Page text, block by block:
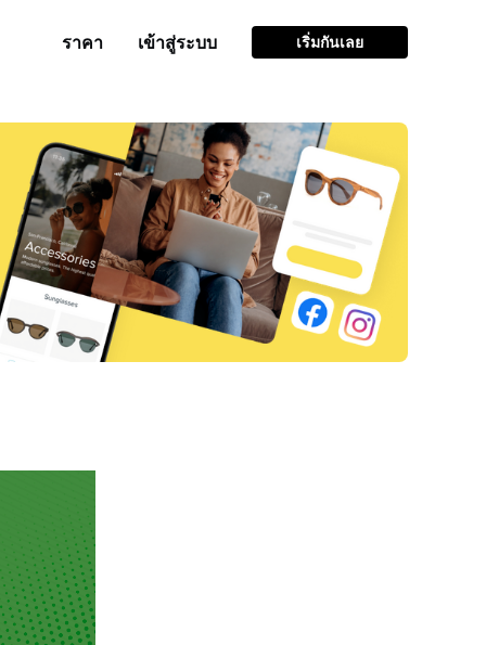
ราคา เข้าสู่ระบบ เริ่มกันเลย